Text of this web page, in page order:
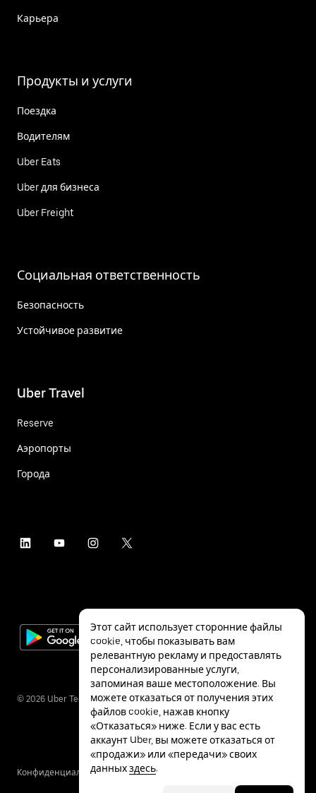
Карьера
Продукты и услуги
Поездка
Водителям
Uber Eats
Uber для бизнеса
Uber Freight
Социальная ответственность
Безопасность
Устойчивое развитие
Uber Travel
Reserve
Аэропорты
Города
© 2026 Uber Technologies Inc.
КонфиденциальностьСпециальные
Этот сайт использует сторонние файлы
cookie, чтобы показывать вам
релевантную рекламу и предоставлять
персонализированные услуги,
запоминая ваше местоположение. Вы
можете отказаться от получения этих
файлов cookie, нажав кнопку
«Отказаться» ниже. Если у вас есть
аккаунт Uber, вы можете отказаться от
«продажи» или «передачи» своих
данныхздесь.